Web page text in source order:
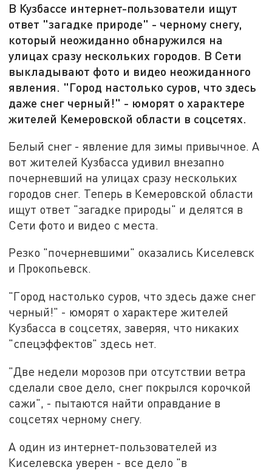
В Кузбассе интернет-пользователи ищут
ответ "загадке природе" - черному снегу,
который неожиданно обнаружился на
улицах сразу нескольких городов. В Сети
выкладывают фото и видео неожиданного
явления. "Город настолько суров, что здесь
даже снег черный!" - юморят о характере
жителей Кемеровской области в соцсетях.
Белый снег - явление для зимы привычное. А
вот жителей Кузбасса удивил внезапно
почерневший на улицах сразу нескольких
городов снег. Теперь в Кемеровской области
ищут ответ "загадке природы" и делятся в
Сети фото и видео с места.
Резко "почерневшими" оказались Киселевск
и Прокопьевск.
"Город настолько суров, что здесь даже снег
черный!" - юморят о характере жителей
Кузбасса в соцсетях, заверяя, что никаких
"спецэффектов" здесь нет.
"Две недели морозов при отсутствии ветра
сделали свое дело, снег покрылся корочкой
сажи", - пытаются найти оправдание в
соцсетях черному снегу.
А один из интернет-пользователей из
Киселевска уверен - все дело "в